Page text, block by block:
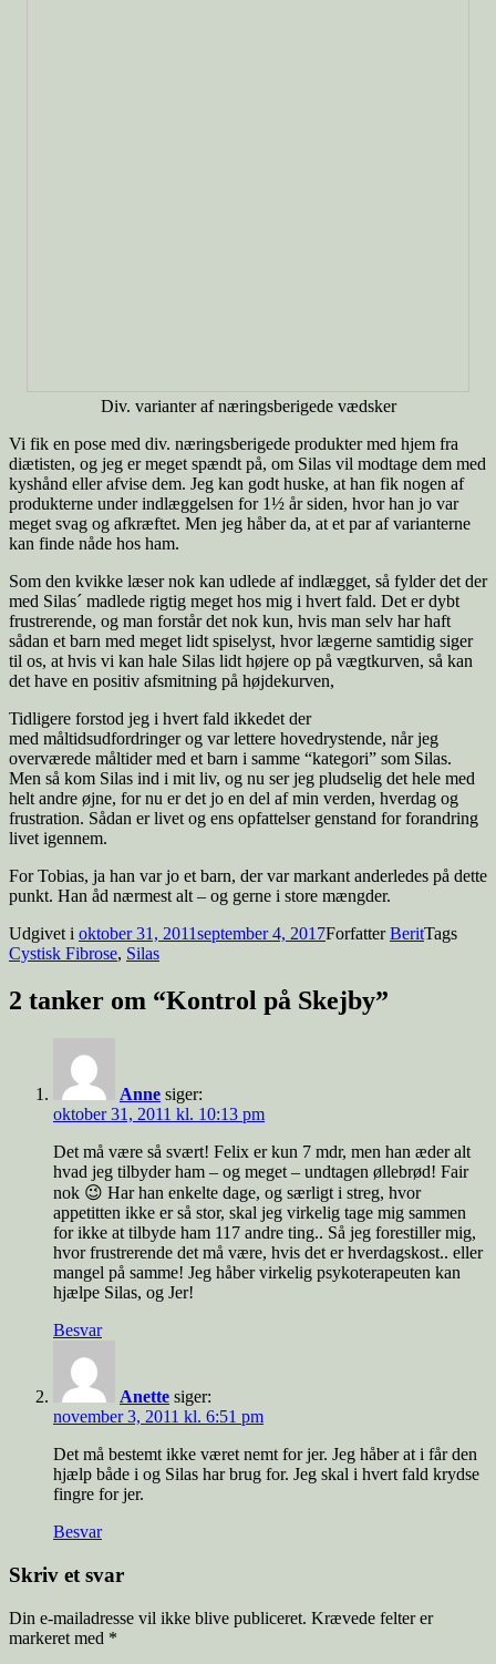
Div. varianter af næringsberigede vædsker
Vi fik en pose med div. næringsberigede produkter med hjem fra
diætisten, og jeg er meget spændt på, om Silas vil modtage dem med
kyshånd eller afvise dem. Jeg kan godt huske, at han fik nogen af
produkterne under indlæggelsen for 1½ år siden, hvor han jo var
meget svag og afkræftet. Men jeg håber da, at et par af varianterne
kan finde nåde hos ham.
Som den kvikke læser nok kan udlede af indlægget, så fylder det der
med Silas´ madlede rigtig meget hos mig i hvert fald. Det er dybt
frustrerende, og man forstår det nok kun, hvis man selv har haft
sådan et barn med meget lidt spiselyst, hvor lægerne samtidig siger
til os, at hvis vi kan hale Silas lidt højere op på vægtkurven, så kan
det have en positiv afsmitning på højdekurven,
Tidligere forstod jeg i hvert fald ikkedet der
med måltidsudfordringer og var lettere hovedrystende, når jeg
overværede måltider med et barn i samme “kategori” som Silas.
Men så kom Silas ind i mit liv, og nu ser jeg pludselig det hele med
helt andre øjne, for nu er det jo en del af min verden, hverdag og
frustration. Sådan er livet og ens opfattelser genstand for forandring
livet igennem.
For Tobias, ja han var jo et barn, der var markant anderledes på dette
punkt. Han åd nærmest alt – og gerne i store mængder.
Udgivet i oktober 31, 2011september 4, 2017ForfatterBeritTags
Cystisk Fibrose, Silas
2 tanker om “Kontrol på Skejby”
Anne siger:
oktober 31, 2011 kl. 10:13 pm
Det må være så svært! Felix er kun 7 mdr, men han æder alt
hvad jeg tilbyder ham – og meget – undtagen øllebrød! Fair
nok 😉 Har han enkelte dage, og særligt i streg, hvor
appetitten ikke er så stor, skal jeg virkelig tage mig sammen
for ikke at tilbyde ham 117 andre ting.. Så jeg forestiller mig,
hvor frustrerende det må være, hvis det er hverdagskost.. eller
mangel på samme! Jeg håber virkelig psykoterapeuten kan
hjælpe Silas, og Jer!
Besvar
Anette siger:
november 3, 2011 kl. 6:51 pm
Det må bestemt ikke været nemt for jer. Jeg håber at i får den
hjælp både i og Silas har brug for. Jeg skal i hvert fald krydse
fingre for jer.
Besvar
Skriv et svar
Din e-mailadresse vil ikke blive publiceret. Krævede felter er
markeret med *